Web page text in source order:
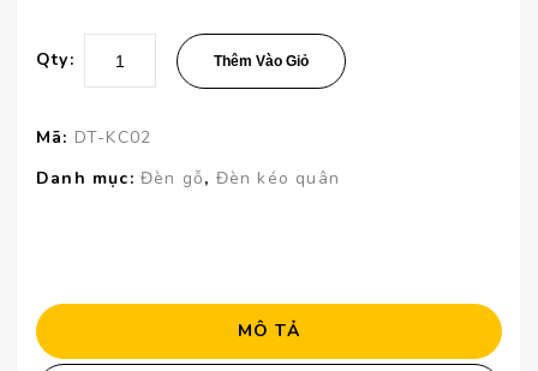
Qty: Thêm Vào Giỏ
Mã: DT-KC02
Danh mục: Đèn gỗ, Đèn kéo quân
MÔ TẢ